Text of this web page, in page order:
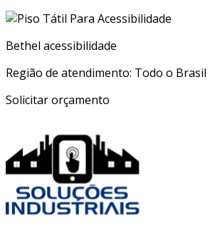
Bethel acessibilidade
Região de atendimento: Todo o Brasil
Solicitar orçamento